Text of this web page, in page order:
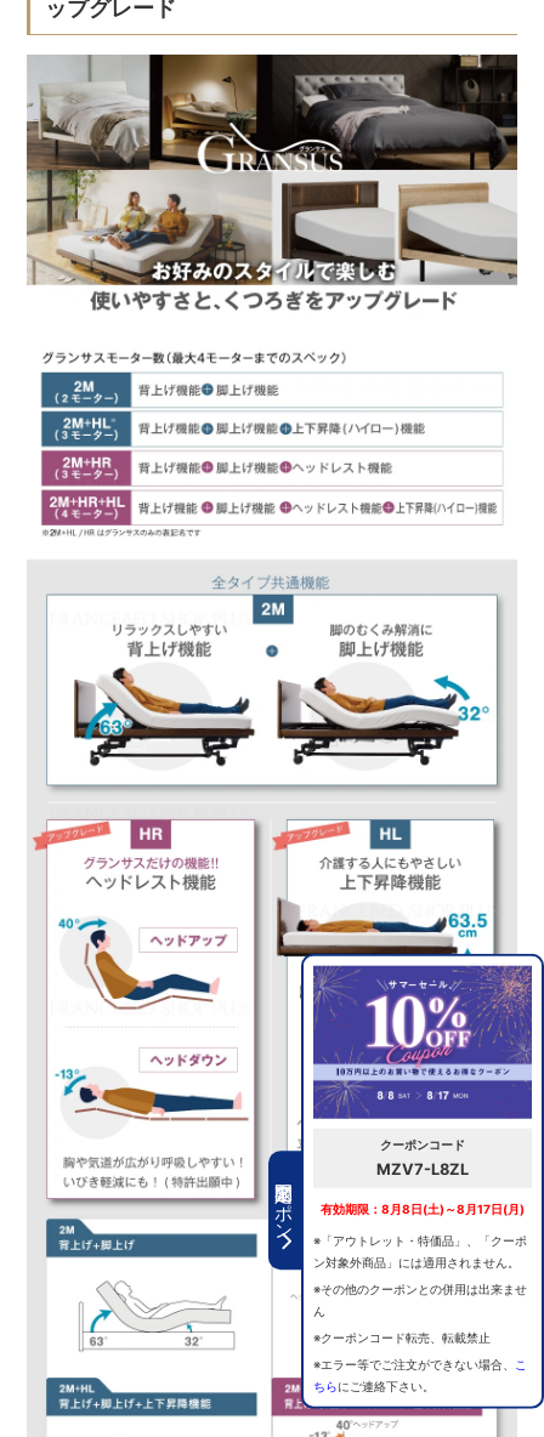
期間限定クーポン
クーポンコード
MZV7-L8ZL
有効期限：8月8日(土)～8月17日(月)
※「アウトレット・特価品」、「クーポ
ン対象外商品」には適用されません。
※その他のクーポンとの併用は出来ませ
ん
※クーポンコード転売、転載禁止
※エラー等でご注文ができない場合、
こ
ちらにご連絡下さい。
ップグレード